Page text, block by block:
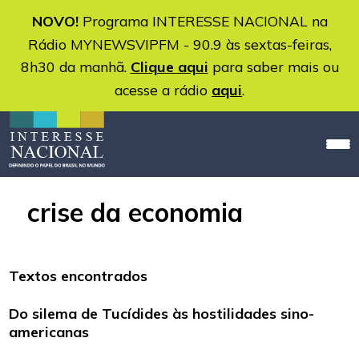
NOVO!Programa INTERESSE NACIONAL na
Rádio MYNEWSVIPFM - 90.9 às sextas-feiras,
8h30 da manhã. Clique aqui para saber mais ou
acesse a rádio aqui.
crise da economia
Textos encontrados
Do silema de Tucídides às hostilidades sino-
americanas